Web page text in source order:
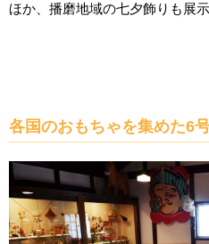
ほか、播磨地域の七夕飾りも展示
各国のおもちゃを集めた6